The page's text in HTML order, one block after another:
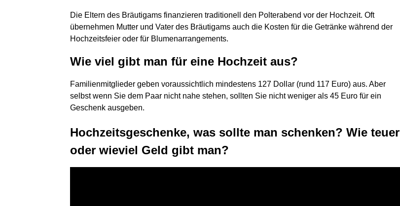
Die Eltern des Bräutigams finanzieren traditionell den Polterabend vor der Hochzeit. Oft
übernehmen Mutter und Vater des Bräutigams auch die Kosten für die Getränke während der
Hochzeitsfeier oder für Blumenarrangements.
Wie viel gibt man für eine Hochzeit aus?
Familienmitglieder geben voraussichtlich mindestens 127 Dollar (rund 117 Euro) aus. Aber
selbst wenn Sie dem Paar nicht nahe stehen, sollten Sie nicht weniger als 45 Euro für ein
Geschenk ausgeben.
Hochzeitsgeschenke, was sollte man schenken? Wie teuer
oder wieviel Geld gibt man?